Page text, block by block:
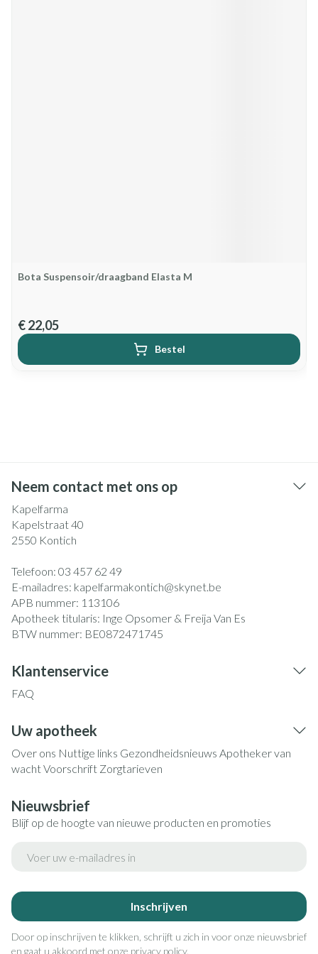
Bota Suspensoir/draagband Elasta M
€ 22,05
Bestel
Neem contact met ons op
Kapelfarma
Kapelstraat 40
2550 Kontich
Telefoon: 03 457 62 49
E-mailadres: kapelfarmakontich@skynet.be
APB nummer: 113106
Apotheek titularis: Inge Opsomer & Freija Van Es
BTW nummer: BE0872471745
Klantenservice
FAQ
Uw apotheek
Over ons Nuttige links Gezondheidsnieuws Apotheker van
wachtVoorschrift Zorgtarieven
Nieuwsbrief
Blijf op de hoogte van nieuwe producten en promoties
Inschrijven
Door op inschrijven te klikken, schrijft u zich in voor onze nieuwsbrief
en gaat u akkoord met onze privacy policy.